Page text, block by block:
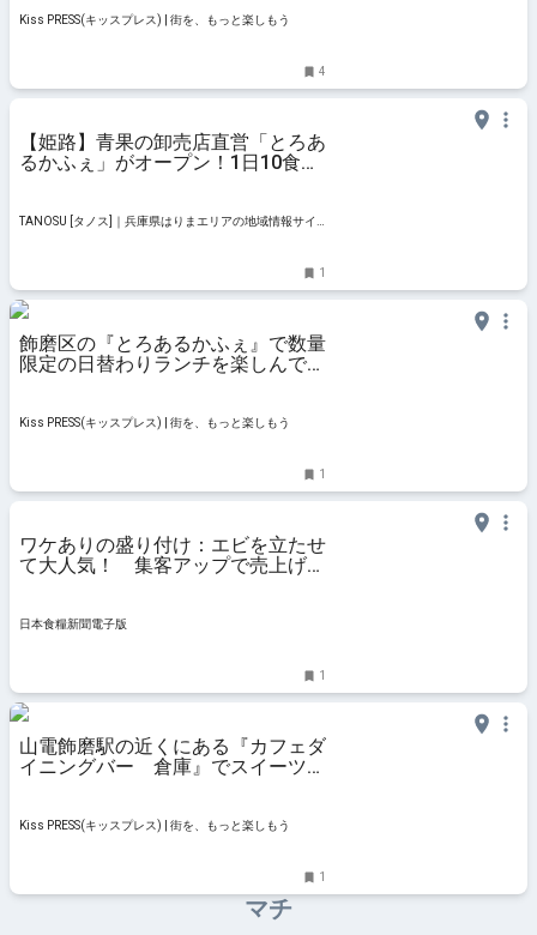
Kiss PRESS(キッスプレス) | 街を、もっと楽しもう
4
【姫路】青果の卸売店直営「とろあ
るかふぇ」がオープン！1日10食限
TANOSU [タノス]｜兵庫県はりまエリアの地域情報サイ
1
飾磨区の『とろあるかふぇ』で数量
限定の日替わりランチを楽しんでき
Kiss PRESS(キッスプレス) | 街を、もっと楽しもう
1
ワケありの盛り付け：エビを立たせ
て大人気！ 集客アップで売上げ
日本食糧新聞電子版
1
山電飾磨駅の近くにある『カフェダ
イニングバー 倉庫』でスイーツを
Kiss PRESS(キッスプレス) | 街を、もっと楽しもう
1
マチ